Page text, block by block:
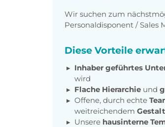
Wir suchen zum
Personaldisponent / Sales
Diese Vorteile
Inhaber geführtes
wird
Flache Hierarchie und
Offene, durch echte
weitreichendem
Unsere hausinterne